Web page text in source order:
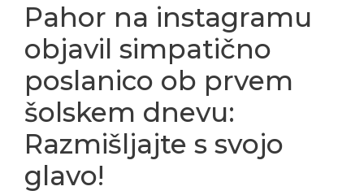
Pahor na instagramu
objavil simpatično
poslanico ob prvem
šolskem dnevu:
Razmišljajte s svojo
glavo!